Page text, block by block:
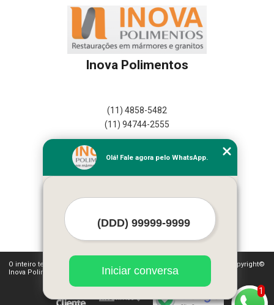
Inova Polimentos
(11) 4858-5482
(11) 94744-2555
Empresa
Missão
Mapa do site
Mais Serviços
O inteiro teor deste site está sujeito à proteção de direitos autorais. Copyright©
Inova Polimentos (Lei 9610 de 19/02/1998)
1
Olá! Fale agora pelo WhatsApp.
Iniciar conversa